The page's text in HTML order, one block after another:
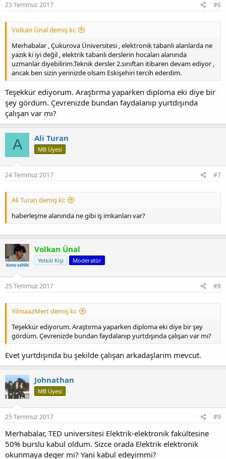
23 Temmuz 2017 #6
Volkan Ünal demiş ki:
Merhabalar , Çukurova Üniversitesi , elektronik tabanlı alanlarda ne
yazık ki iyi değil , elektrik tabanlı derslerin hocaları alanında
uzmanlar diyebilirim.Teknik dersler 2.sınıftan itibaren devam ediyor ,
ancak ben sizin yerinizde olsam Eskişehiri tercih ederdim.
Teşekkür ediyorum. Araştırma yaparken diploma eki diye bir
şey gördüm. Çevrenizde bundan faydalanıp yurtdışında
çalışan var mı?
A Ali Turan
MB Üyesi
24 Temmuz 2017 #7
Ali Turan demiş ki:
haberleşme alanında ne gibi iş imkanları var?
Konu sahibi
Volkan Ünal
Yetkili Kişi Moderatör
25 Temmuz 2017 #8
YilmaazMert demiş ki:
Teşekkür ediyorum. Araştırma yaparken diploma eki diye bir şey
gördüm. Çevrenizde bundan faydalanıp yurtdışında çalışan var mı?
Evet yurtdışında bu şekilde çalışan arkadaşlarım mevcut.
Johnathan
MB Üyesi
25 Temmuz 2017 #9
Merhabalar, TED universitesi Elektrik-elektronik fakültesine
50% burslu kabul oldum. Sizce orada Elektrik elektronik
okunmaya deger mi? Yani kabul edeyimmi?